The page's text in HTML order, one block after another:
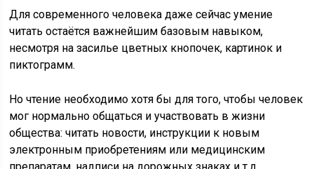
Для современного человека даже сейчас умение
читать остаётся важнейшим базовым навыком,
несмотря на засилье цветных кнопочек, картинок и
пиктограмм.
Но чтение необходимо хотя бы для того, чтобы человек
мог нормально общаться и участвовать в жизни
общества: читать новости, инструкции к новым
электронным приобретениям или медицинским